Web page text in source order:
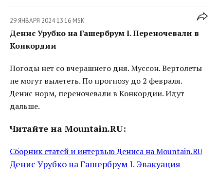
29 ЯНВАРЯ 2024 13:16 MSK
Денис Урубко на Гашербрум I. Переночевали в
Конкордии
Погоды нет со вчерашнего дня. Муссон. Вертолеты
не могут вылететь. По прогнозу до 2 февраля.
Денис норм, переночевали в Конкордии. Идут
дальше.
Читайте на Mountain.RU:
Сборник статей и интервью Дениса на Mountain.RU
Денис Урубко на Гашербрум I. Эвакуация